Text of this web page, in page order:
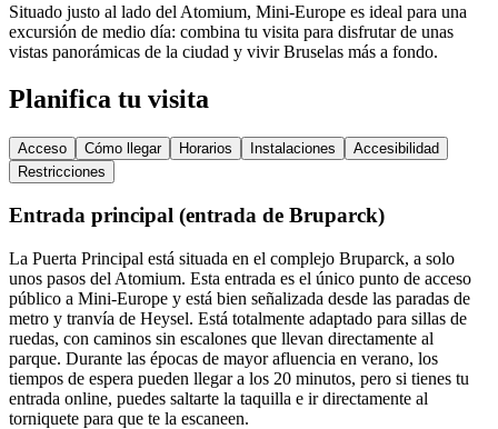
Situado justo al lado del Atomium, Mini-Europe es ideal para una
excursión de medio día: combina tu visita para disfrutar de unas
vistas panorámicas de la ciudad y vivir Bruselas más a fondo.
Planifica tu visita
Acceso Cómo llegar Horarios Instalaciones
Accesibilidad
Restricciones
Entrada principal (entrada de Bruparck)
La Puerta Principal está situada en el complejo Bruparck, a solo
unos pasos del Atomium. Esta entrada es el único punto de acceso
público a Mini-Europe y está bien señalizada desde las paradas de
metro y tranvía de Heysel. Está totalmente adaptado para sillas de
ruedas, con caminos sin escalones que llevan directamente al
parque. Durante las épocas de mayor afluencia en verano, los
tiempos de espera pueden llegar a los 20 minutos, pero si tienes tu
entrada online, puedes saltarte la taquilla e ir directamente al
torniquete para que te la escaneen.